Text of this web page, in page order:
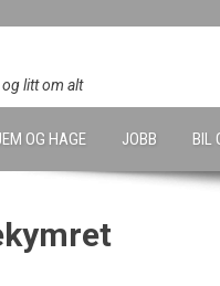
litt om alt
OG HAGE JOBB BIL